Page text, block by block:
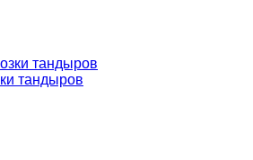
тандыров